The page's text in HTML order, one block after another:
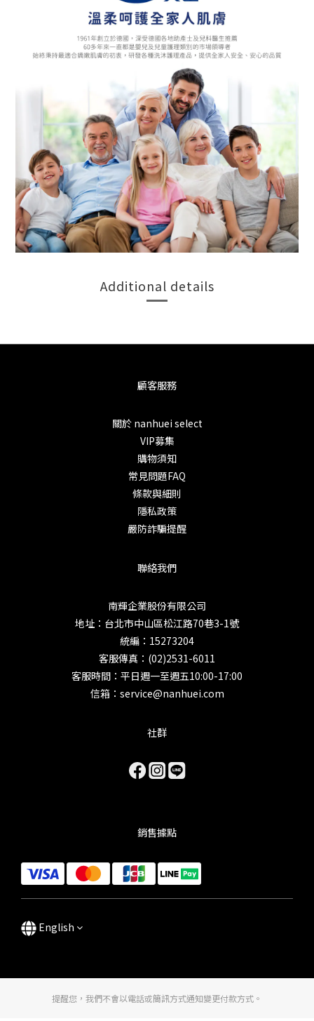
Additional details
顧客服務
關於 nanhuei select
VIP募集
購物須知
常見問題FAQ
條款與細則
隱私政策
嚴防詐騙提醒
聯絡我們
南輝企業股份有限公司
地址：台北市中山區松江路70巷3-1號
統編：15273204
客服傳真：(02)2531-6011
客服時間：平日週一至週五10:00-17:00
信箱：service@nanhuei.com
社群
銷售據點
English
提醒您，我們不會以電話或簡訊方式通知變更付款方式。